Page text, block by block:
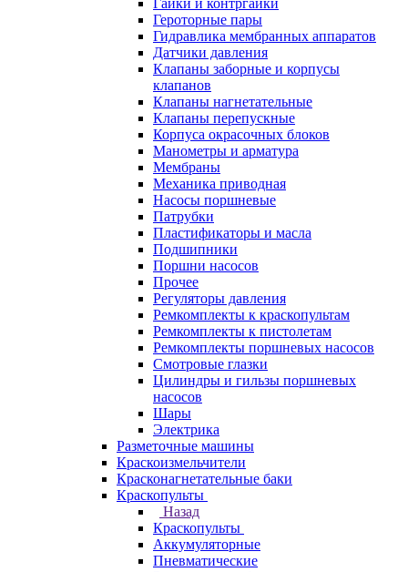
Гайки и контргайки
Героторные пары
Гидравлика мембранных аппаратов
Датчики давления
Клапаны заборные и корпусы
клапанов
Клапаны нагнетательные
Клапаны перепускные
Корпуса окрасочных блоков
Манометры и арматура
Мембраны
Механика приводная
Насосы поршневые
Патрубки
Пластификаторы и масла
Подшипники
Поршни насосов
Прочее
Регуляторы давления
Ремкомплекты к краскопультам
Ремкомплекты к пистолетам
Ремкомплекты поршневых насосов
Смотровые глазки
Цилиндры и гильзы поршневых
насосов
Шары
Электрика
Разметочные машины
Краскоизмельчители
Красконагнетательные баки
Краскопульты
Назад
Краскопульты
Аккумуляторные
Пневматические